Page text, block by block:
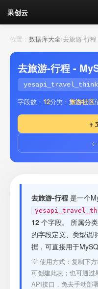
果创云
数据表单
API接口
云存储
我的
套餐 加流量
接口测试
位置： 数据库大全›去旅游-行程
去旅游-行程 -
字段数： 12分类： 旅游社区
+
←
去旅游-行程 是一个
12 个字段。 所属分类
的字段定义、类型说
据，可直接用于
💡 使用方式：复制下
可创建此表；也可通过
API接口，免去手动部署